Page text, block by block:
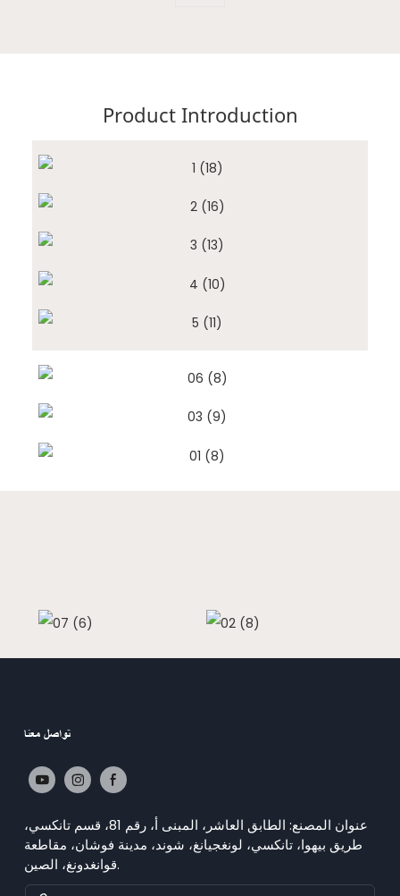
Product Introduction
تواصل معنا
عنوان المصنع: الطابق العاشر، المبنى أ، رقم 81، قسم تانكسي،
طريق بيهوا، تانكسي، لونغجيانغ، شوند، مدينة فوشان، مقاطعة
قوانغدونغ، الصين.